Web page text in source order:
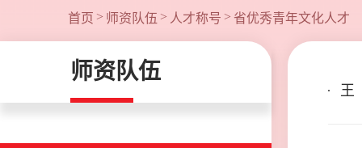
首页 > 师资队伍 > 人才称号 > 省优秀青年文化人才
师资队伍